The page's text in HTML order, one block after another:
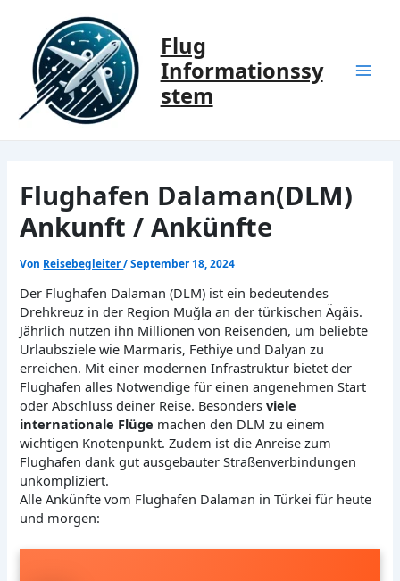
springen
Flug
Informationssy
stem
Flughafen Dalaman(DLM)
Ankunft / Ankünfte
Von Reisebegleiter/September 18, 2024
Der Flughafen Dalaman (DLM) ist ein bedeutendes
Drehkreuz in der Region Muğla an der türkischen Ägäis.
Jährlich nutzen ihn Millionen von Reisenden, um beliebte
Urlaubsziele wie Marmaris, Fethiye und Dalyan zu
erreichen. Mit einer modernen Infrastruktur bietet der
Flughafen alles Notwendige für einen angenehmen Start
oder Abschluss deiner Reise. Besondersviele
internationale Flüge machen den DLM zu einem
wichtigen Knotenpunkt. Zudem ist die Anreise zum
Flughafen dank gut ausgebauter Straßenverbindungen
unkompliziert.
Alle Ankünfte vom Flughafen Dalaman in Türkei für heute
und morgen: